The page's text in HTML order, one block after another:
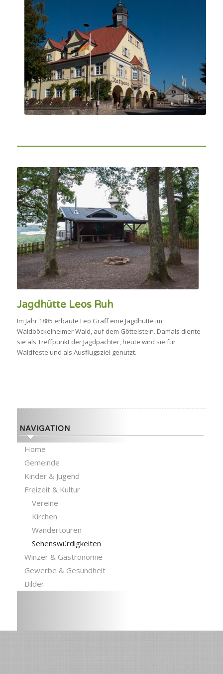
Jagdhütte Leos Ruh
Im Jahr 1885 erbaute Leo Gräff eine Jagdhütte im
Waldböckelheimer Wald, auf dem Göttelstein. Damals diente
sie als Treffpunkt der Jagdpächter, heute wird sie für
Waldfeste und als Ausflugsziel genutzt.
NAVIGATION
Home
Gemeinde
Kinder & Jugend
Freizeit & Kultur
Vereine
Kirchen
Wandertouren
Sehenswürdigkeiten
Winzer & Gastronomie
Gewerbe & Gesundheit
Bilder